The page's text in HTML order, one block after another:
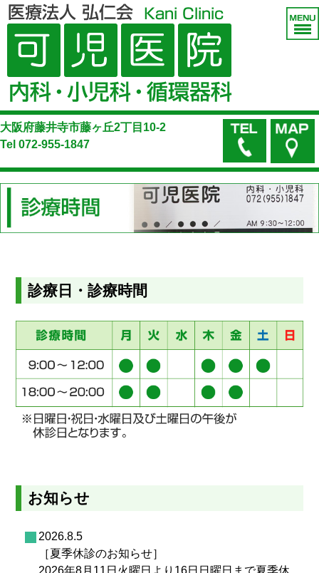
大阪府藤井寺市藤ヶ丘2丁目10-2
Tel 072-955-1847
診療日・診療時間
お知らせ
2026.8.5
［夏季休診のお知らせ］